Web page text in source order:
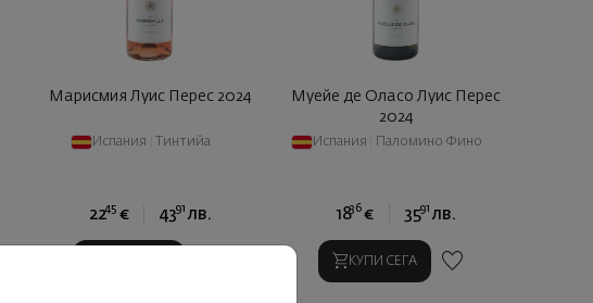
Марисмия Луис Перес 2024
Испания Тинтийа
2245 € 4391 лв.
Муейе де Оласо Луис Перес
2024
Испания Паломино Фино
1836 € 3591 лв.
КУПИ СЕГА